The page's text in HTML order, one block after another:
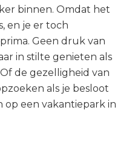
binnen. Omdat het
en je er toch
Geen druk van
in stilte genieten als
de gezelligheid van
als je besloot
op een vakantiepark in